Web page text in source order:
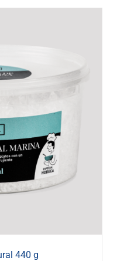
440 g